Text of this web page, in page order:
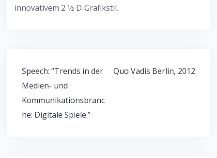
innovativem 2 1⁄2 D‐Grafikstil.
Post
navigation
Speech: “Trends in der
Medien- und
Kommunikationsbranc
he: Digitale Spiele.”
Quo Vadis Berlin, 2012